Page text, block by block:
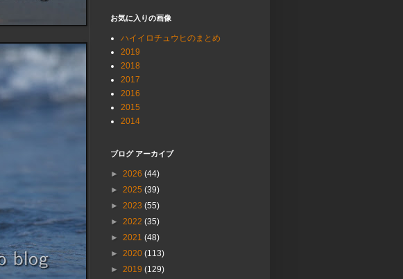
お気に入りの画像
ハイイロチュウヒのまとめ
2019
2018
2017
2016
2015
2014
ブログ アーカイブ
► 2026 (44)
► 2025 (39)
► 2023 (55)
► 2022 (35)
► 2021 (48)
► 2020 (113)
► 2019 (129)